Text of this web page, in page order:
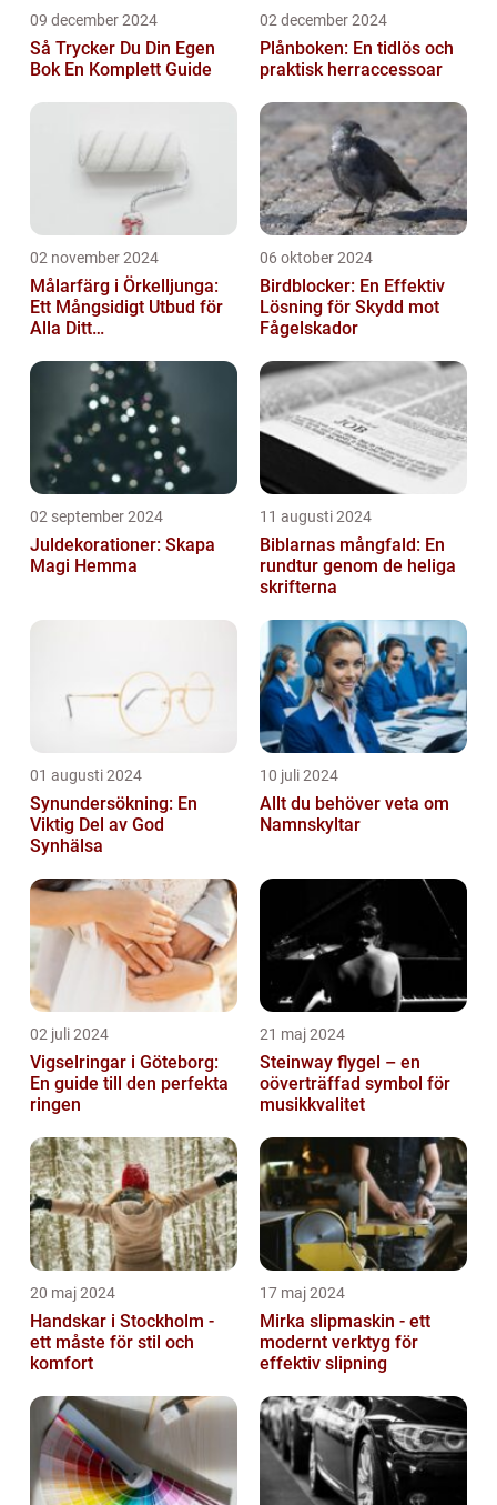
09 december 2024
Så Trycker Du Din Egen
Bok En Komplett Guide
02 december 2024
Plånboken: En tidlös och
praktisk herraccessoar
02 november 2024
Målarfärg i Örkelljunga:
Ett Mångsidigt Utbud för
Alla Ditt
06 oktober 2024
Birdblocker: En Effektiv
Lösning för Skydd mot
Fågelskador
02 september 2024
Juldekorationer: Skapa
Magi Hemma
11 augusti 2024
Biblarnas mångfald: En
rundtur genom de heliga
skrifterna
01 augusti 2024
Synundersökning: En
Viktig Del av God
Synhälsa
10 juli 2024
Allt du behöver veta om
Namnskyltar
02 juli 2024
Vigselringar i Göteborg:
En guide till den perfekta
ringen
21 maj 2024
Steinway flygel – en
oöverträffad symbol för
musikkvalitet
20 maj 2024
Handskar i Stockholm -
ett måste för stil och
komfort
17 maj 2024
Mirka slipmaskin - ett
modernt verktyg för
effektiv slipning